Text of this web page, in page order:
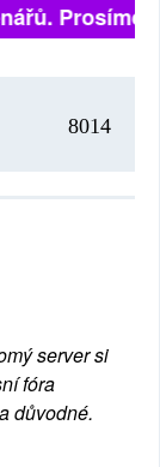
Prosíme,
8014
server si
fóra
důvodné.